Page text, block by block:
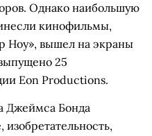
Однако наибольшую
кинофильмы,
Ноу», вышел на экраны
25
Eon Productions.
Джеймса Бонда
изобретательность,